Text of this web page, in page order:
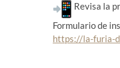
Revisa la
Formulario de
https://la-furia-